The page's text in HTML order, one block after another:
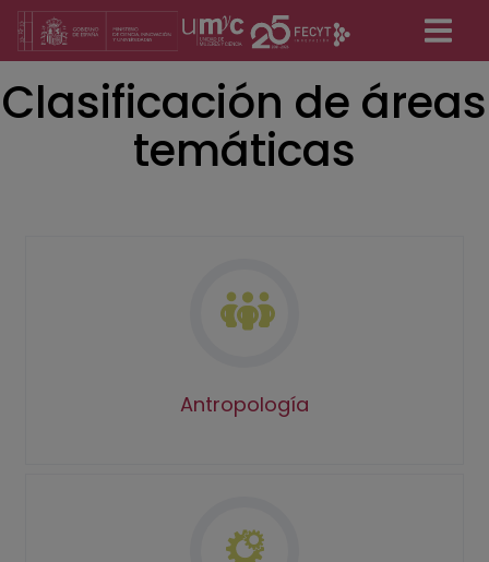
Pasar
principal
Clasificación de áreas
temáticas
Antropología